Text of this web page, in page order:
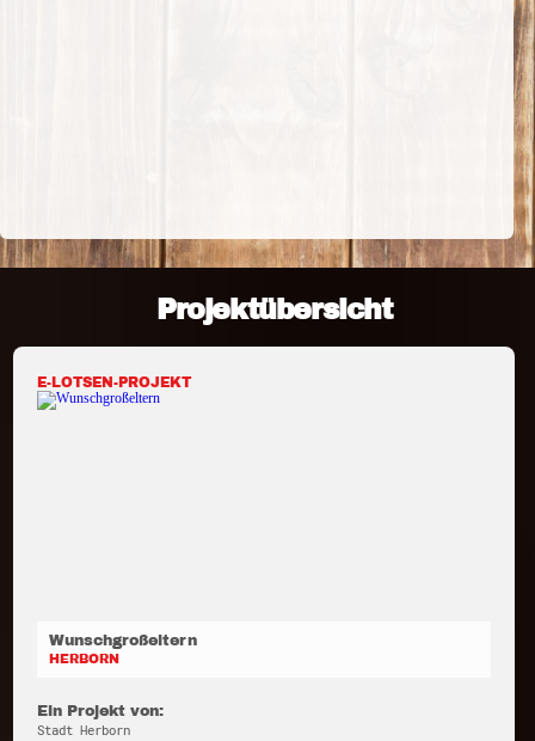
Projektübersicht
E-LOTSEN-PROJEKT
Wunschgroßeltern
HERBORN
Ein Projekt von:
Stadt Herborn